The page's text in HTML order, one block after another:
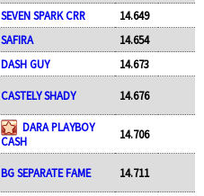
SEVEN SPARK CRR
14.649
SAFIRA
14.654
DASH GUY 14.673
CASTELY SHADY 14.676
DARA PLAYBOY
CASH
14.706
BG SEPARATE FAME 14.711